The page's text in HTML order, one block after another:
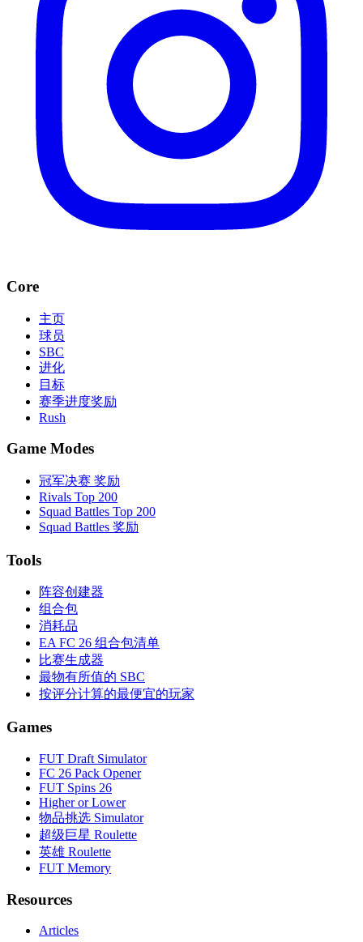
Core
主页
球员
SBC
进化
目标
赛季进度奖励
Rush
Game Modes
冠军决赛 奖励
Rivals Top 200
Squad Battles Top 200
Squad Battles 奖励
Tools
阵容创建器
组合包
消耗品
EA FC 26 组合包清单
比赛生成器
最物有所值的 SBC
按评分计算的最便宜的玩家
Games
FUT Draft Simulator
FC 26 Pack Opener
FUT Spins 26
Higher or Lower
物品挑选 Simulator
超级巨星 Roulette
英雄 Roulette
FUT Memory
Resources
Articles